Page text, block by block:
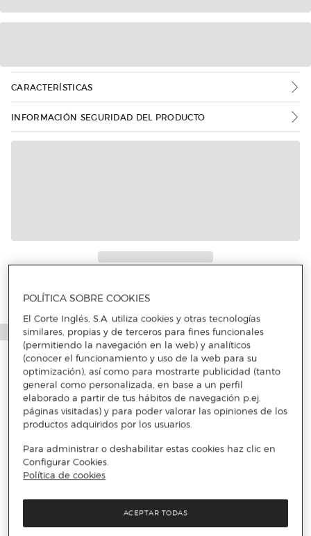
CARACTERÍSTICAS
INFORMACIÓN SEGURIDAD DEL PRODUCTO
POLÍTICA SOBRE COOKIES
El Corte Inglés, S.A. utiliza cookies y otras tecnologías
similares, propias y de terceros para fines funcionales
(permitiendo la navegación en la web) y analíticos
(conocer el funcionamiento y uso de la web para su
optimización), así como para mostrarte publicidad (tanto
general como personalizada, en base a un perfil
elaborado a partir de tus hábitos de navegación p.ej.
páginas visitadas) y para poder valorar las opiniones de los
productos adquiridos por los usuarios.
Para administrar o deshabilitar estas cookies haz clic en
Configurar Cookies.
Política de cookies
ACEPTAR TODAS